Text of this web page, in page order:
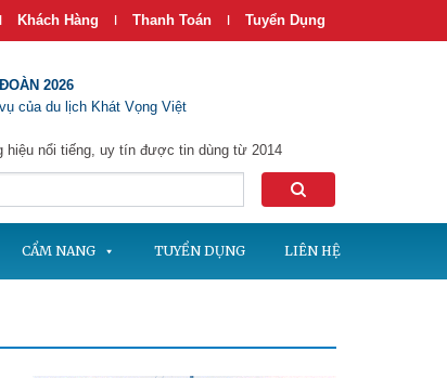
| Khách Hàng | Thanh Toán | Tuyển Dụng
2026
của du lịch Khát Vọng Việt
hiệu nổi tiếng, uy tín được tin dùng từ 2014
CẨM NANG TUYỂN DỤNG LIÊN HỆ